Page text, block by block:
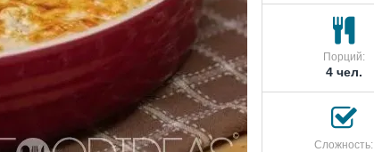
Порций:
4 чел.
Сложность: